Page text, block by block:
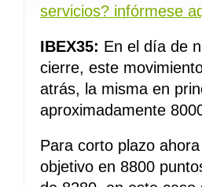
servicios? infórmese
IBEX35: En el día de
cierre, este
atrás, la misma en
aproximadamente
Para corto plazo
objetivo en 8800